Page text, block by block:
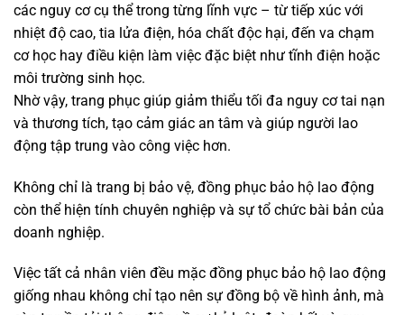
các nguy cơ cụ thể trong từng lĩnh vực – từ tiếp xúc với
nhiệt độ cao, tia lửa điện, hóa chất độc hại, đến va chạm
cơ học hay điều kiện làm việc đặc biệt như tĩnh điện hoặc
môi trường sinh học.
Nhờ vậy, trang phục giúp giảm thiểu tối đa nguy cơ tai nạn
và thương tích, tạo cảm giác an tâm và giúp người lao
động tập trung vào công việc hơn.
Không chỉ là trang bị bảo vệ, đồng phục bảo hộ lao động
còn thể hiện tính chuyên nghiệp và sự tổ chức bài bản của
doanh nghiệp.
Việc tất cả nhân viên đều mặc đồng phục bảo hộ lao động
giống nhau không chỉ tạo nên sự đồng bộ về hình ảnh, mà